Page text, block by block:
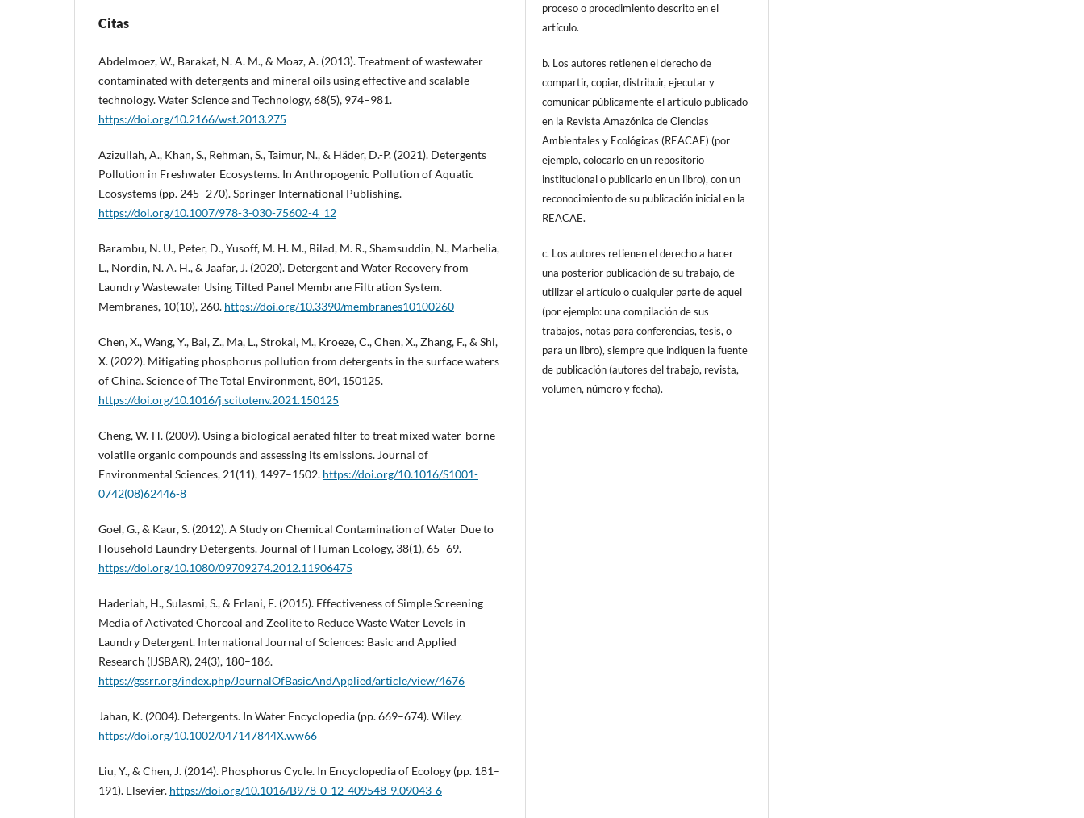
Citas
Abdelmoez, W., Barakat, N. A. M., & Moaz, A. (2013). Treatment of wastewater
contaminated with detergents and mineral oils using effective and scalable
technology. Water Science and Technology, 68(5), 974–981.
https://doi.org/10.2166/wst.2013.275
Azizullah, A., Khan, S., Rehman, S., Taimur, N., & Häder, D.-P. (2021). Detergents
Pollution in Freshwater Ecosystems. In Anthropogenic Pollution of Aquatic
Ecosystems (pp. 245–270). Springer International Publishing.
https://doi.org/10.1007/978-3-030-75602-4_12
Barambu, N. U., Peter, D., Yusoff, M. H. M., Bilad, M. R., Shamsuddin, N., Marbelia,
L., Nordin, N. A. H., & Jaafar, J. (2020). Detergent and Water Recovery from
Laundry Wastewater Using Tilted Panel Membrane Filtration System.
Membranes, 10(10), 260. https://doi.org/10.3390/membranes10100260
Chen, X., Wang, Y., Bai, Z., Ma, L., Strokal, M., Kroeze, C., Chen, X., Zhang, F., & Shi,
X. (2022). Mitigating phosphorus pollution from detergents in the surface waters
of China. Science of The Total Environment, 804, 150125.
https://doi.org/10.1016/j.scitotenv.2021.150125
Cheng, W.-H. (2009). Using a biological aerated filter to treat mixed water-borne
volatile organic compounds and assessing its emissions. Journal of
Environmental Sciences, 21(11), 1497–1502. https://doi.org/10.1016/S1001-
0742(08)62446-8
Goel, G., & Kaur, S. (2012). A Study on Chemical Contamination of Water Due to
Household Laundry Detergents. Journal of Human Ecology, 38(1), 65–69.
https://doi.org/10.1080/09709274.2012.11906475
Haderiah, H., Sulasmi, S., & Erlani, E. (2015). Effectiveness of Simple Screening
Media of Activated Chorcoal and Zeolite to Reduce Waste Water Levels in
Laundry Detergent. International Journal of Sciences: Basic and Applied
Research (IJSBAR), 24(3), 180–186.
https://gssrr.org/index.php/JournalOfBasicAndApplied/article/view/4676
Jahan, K. (2004). Detergents. In Water Encyclopedia (pp. 669–674). Wiley.
https://doi.org/10.1002/047147844X.ww66
Liu, Y., & Chen, J. (2014). Phosphorus Cycle. In Encyclopedia of Ecology (pp. 181–
191). Elsevier. https://doi.org/10.1016/B978-0-12-409548-9.09043-6
proceso o procedimiento descrito en el
artículo.
b. Los autores retienen el derecho de
compartir, copiar, distribuir, ejecutar y
comunicar públicamente el articulo publicado
en la Revista Amazónica de Ciencias
Ambientales y Ecológicas (REACAE) (por
ejemplo, colocarlo en un repositorio
institucional o publicarlo en un libro), con un
reconocimiento de su publicación inicial en la
REACAE.
c. Los autores retienen el derecho a hacer
una posterior publicación de su trabajo, de
utilizar el artículo o cualquier parte de aquel
(por ejemplo: una compilación de sus
trabajos, notas para conferencias, tesis, o
para un libro), siempre que indiquen la fuente
de publicación (autores del trabajo, revista,
volumen, número y fecha).